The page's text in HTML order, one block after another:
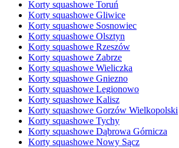
Korty squashowe Toruń
Korty squashowe Gliwice
Korty squashowe Sosnowiec
Korty squashowe Olsztyn
Korty squashowe Rzeszów
Korty squashowe Zabrze
Korty squashowe Wieliczka
Korty squashowe Gniezno
Korty squashowe Legionowo
Korty squashowe Kalisz
Korty squashowe Gorzów Wielkopolski
Korty squashowe Tychy
Korty squashowe Dąbrowa Górnicza
Korty squashowe Nowy Sącz